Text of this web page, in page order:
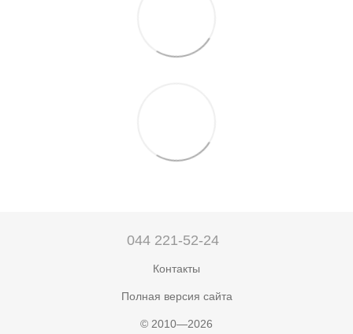
044 221-52-24
Контакты
Полная версия сайта
© 2010—2026